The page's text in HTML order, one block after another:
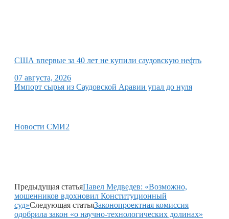
США впервые за 40 лет не купили саудовскую нефть
07 августа, 2026
Импорт сырья из Саудовской Аравии упал до нуля
Новости СМИ2
Предыдущая статьяПавел Медведев: «Возможно,
мошенников вдохновил Конституционный
суд»Следующая статьяЗаконопроектная комиссия
одобрила закон «о научно-технологических долинах»